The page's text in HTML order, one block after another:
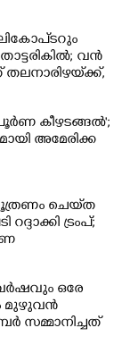
വൻ
കീഴടങ്ങൽ';
അമേരിക്ക
ചെയ്‌ത
ട്രംപ്;
ഒരേ
മുഴുവൻ
സമ്മാനിച്ചത്